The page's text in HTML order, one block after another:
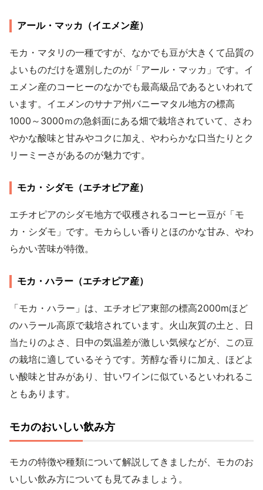
アール・マッカ（イエメン産）
モカ・マタリの一種ですが、なかでも豆が大きくて品質の
よいものだけを選別したのが「アール・マッカ」です。イ
エメン産のコーヒーのなかでも最高級品であるといわれて
います。イエメンのサナア州バニーマタル地方の標高
1000～3000ｍの急斜面にある畑で栽培されていて、さわ
やかな酸味と甘みやコクに加え、やわらかな口当たりとク
リーミーさがあるのが魅力です。
モカ・シダモ（エチオピア産）
エチオピアのシダモ地方で収穫されるコーヒー豆が「モ
カ・シダモ」です。モカらしい香りとほのかな甘み、やわ
らかい苦味が特徴。
モカ・ハラー（エチオピア産）
「モカ・ハラー」は、エチオピア東部の標高2000mほど
のハラール高原で栽培されています。火山灰質の土と、日
当たりのよさ、日中の気温差が激しい気候などが、この豆
の栽培に適しているそうです。芳醇な香りに加え、ほどよ
い酸味と甘みがあり、甘いワインに似ているといわれるこ
ともあります。
モカのおいしい飲み方
モカの特徴や種類について解説してきましたが、モカのお
いしい飲み方についても見てみましょう。